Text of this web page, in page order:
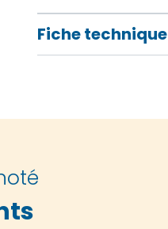
Fiche technique